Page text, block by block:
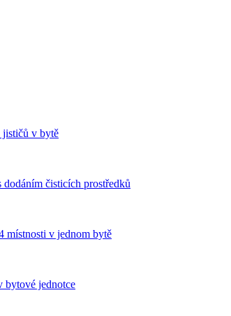
jističů v bytě
čisticích prostředků
místnosti v jednom bytě
bytové jednotce